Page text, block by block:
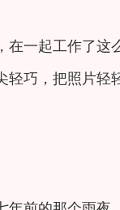
在一起工作了
轻巧，把照片